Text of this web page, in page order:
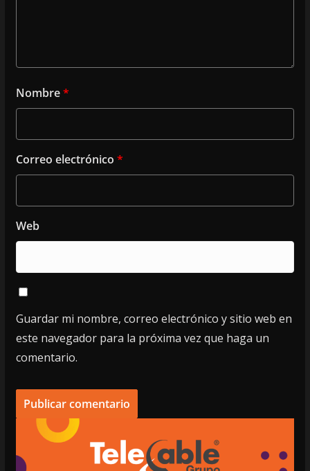
Nombre*
Correo electrónico *
Web
Guardar mi nombre, correo electrónico y sitio web en
este navegador para la próxima vez que haga un
comentario.